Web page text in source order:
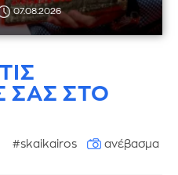
07.08.2026
ΣΑΣ ΣΤΟ
#skaikairos
ανέβασμα